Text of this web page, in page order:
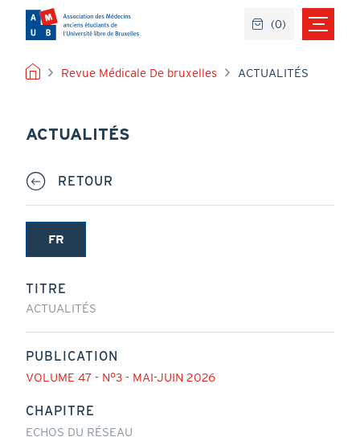
contenu
principal
FIL
Revue Médicale De bruxelles ACTUALITÉS
ACTUALITÉS
RETOUR
FR
(onglet
TITRE
ACTUALITÉS
PUBLICATION
VOLUME 47 - N°3 - MAI-JUIN 2026
CHAPITRE
ECHOS DU RÉSEAU
(0)